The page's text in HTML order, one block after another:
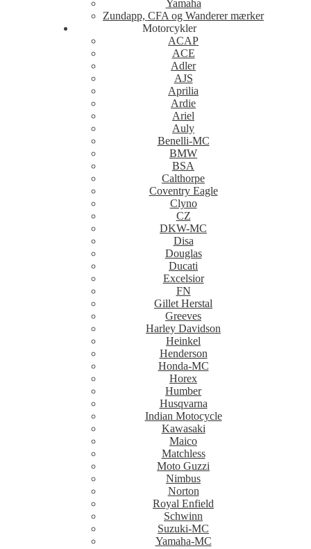
Yamaha
Zundapp, CFA og Wanderer mærker
Motorcykler
ACAP
ACE
Adler
AJS
Aprilia
Ardie
Ariel
Auly
Benelli-MC
BMW
BSA
Calthorpe
Coventry Eagle
Clyno
CZ
DKW-MC
Disa
Douglas
Ducati
Excelsior
FN
Gillet Herstal
Greeves
Harley Davidson
Heinkel
Henderson
Honda-MC
Horex
Humber
Husqvarna
Indian Motocycle
Kawasaki
Maico
Matchless
Moto Guzzi
Nimbus
Norton
Royal Enfield
Schwinn
Suzuki-MC
Yamaha-MC